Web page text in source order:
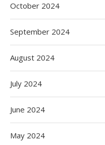
October 2024
September 2024
August 2024
July 2024
June 2024
May 2024